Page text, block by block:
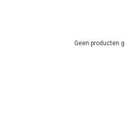
Geen producten